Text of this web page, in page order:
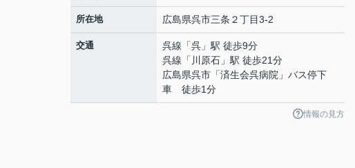
所在地 広島県呉市三条 ２丁目3-2
交通 呉線 「呉 」駅 徒歩9分
呉線 「 川原石 」駅 徒歩21分
広島県呉市「済生会呉病院」バス停下
車 徒歩1分
情報の見方